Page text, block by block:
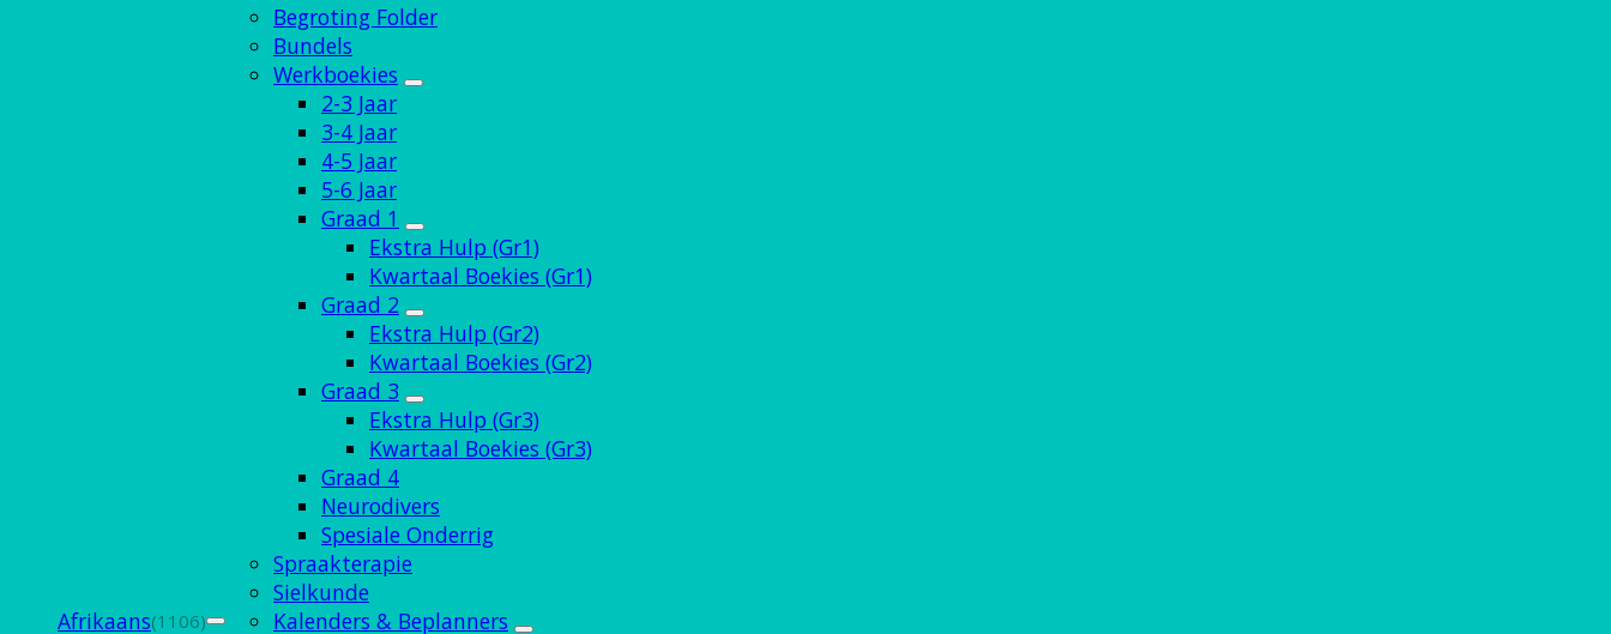
Afrikaans(1106)
Begroting Folder
Bundels
Werkboekies
2-3 Jaar
3-4 Jaar
4-5 Jaar
5-6 Jaar
Graad 1
Ekstra Hulp (Gr1)
Kwartaal Boekies (Gr1)
Graad 2
Ekstra Hulp (Gr2)
Kwartaal Boekies (Gr2)
Graad 3
Ekstra Hulp (Gr3)
Kwartaal Boekies (Gr3)
Graad 4
Neurodivers
Spesiale Onderrig
Spraakterapie
Sielkunde
Kalenders & Beplanners